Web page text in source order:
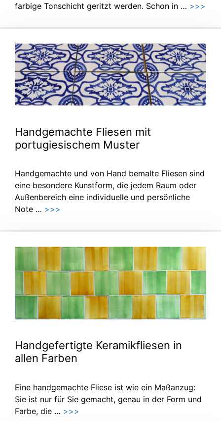
farbige Tonschicht geritzt werden. Schon in … >>>
Handgemachte Fliesen mit
portugiesischem Muster
Handgemachte und von Hand bemalte Fliesen sind
eine besondere Kunstform, die jedem Raum oder
Außenbereich eine individuelle und persönliche
Note … >>>
Handgefertigte Keramikfliesen in
allen Farben
Eine handgemachte Fliese ist wie ein Maßanzug:
Sie ist nur für Sie gemacht, genau in der Form und
Farbe, die … >>>